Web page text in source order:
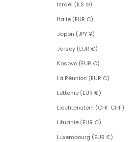
Israël (ILS ₪)
Italie (EUR €)
Japon (JPY ¥)
Jersey (EUR €)
Kosovo (EUR €)
La Réunion (EUR €)
Lettonie (EUR €)
Liechtenstein (CHF CHF)
Lituanie (EUR €)
Luxembourg (EUR €)